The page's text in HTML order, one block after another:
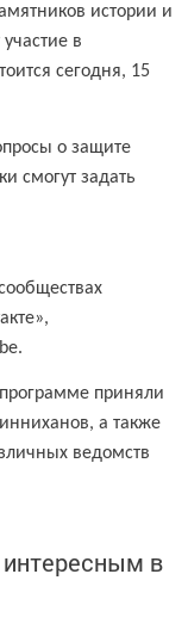
истории и
в
сегодня, 15
о защите
смогут задать
.
приняли
а также
ведомств
в